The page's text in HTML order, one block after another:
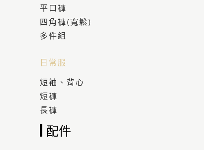
平口褲
四角褲(寬鬆)
多件組
日常服
短袖、背心
短褲
長褲
配件